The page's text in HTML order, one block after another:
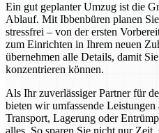
Ein gut geplanter Umzug ist die
Ablauf. Mit Ibbenbüren planen
stressfrei – von der ersten
zum Einrichten in Ihrem neuen
übernehmen alle Details, damit
konzentrieren können.
Als Ihr zuverlässiger Partner für
bieten wir umfassende
Transport, Lagerung oder
alles. So sparen Sie nicht nur